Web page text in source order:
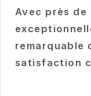
Avec près
remarquable
satisfaction